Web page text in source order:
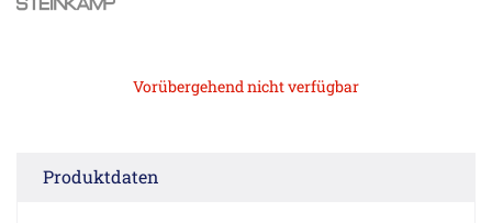
Vorübergehend nicht verfügbar
Produktdaten